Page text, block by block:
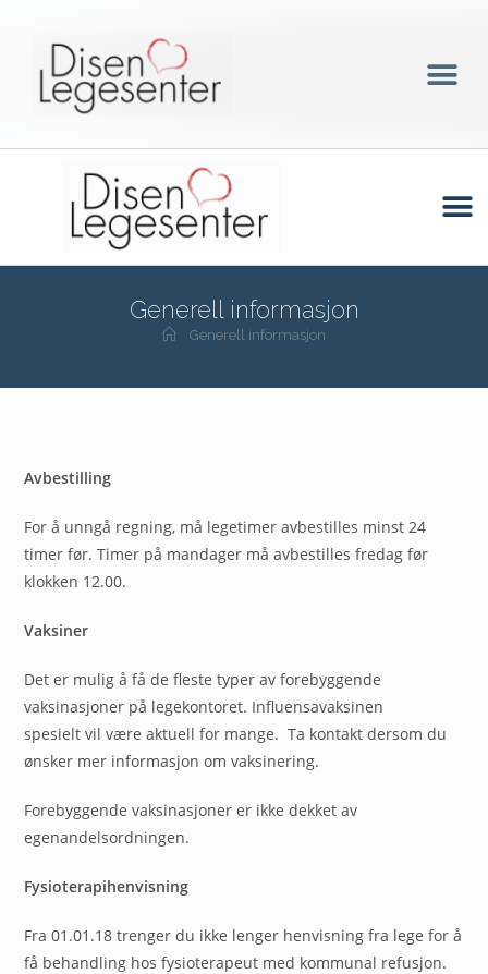
Generell informasjon
Generell informasjon
Avbestilling
For å unngå regning, må legetimer avbestilles minst 24
timer før. Timer på mandager må avbestilles fredag før
klokken 12.00.
Vaksiner
Det er mulig å få de fleste typer av forebyggende
vaksinasjoner på legekontoret. Influensavaksinen
spesielt vil være aktuell for mange. Ta kontakt dersom du
ønsker mer informasjon om vaksinering.
Forebyggende vaksinasjoner er ikke dekket av
egenandelsordningen.
Fysioterapihenvisning
Fra 01.01.18 trenger du ikke lenger henvisning fra lege for å
få behandling hos fysioterapeut med kommunal refusjon.